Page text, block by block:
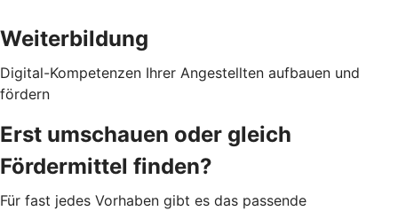
Weiterbildung
Digital-Kompetenzen Ihrer Angestellten aufbauen und
fördern
Erst umschauen oder gleich
Fördermittel finden?
Für fast jedes Vorhaben gibt es das passende